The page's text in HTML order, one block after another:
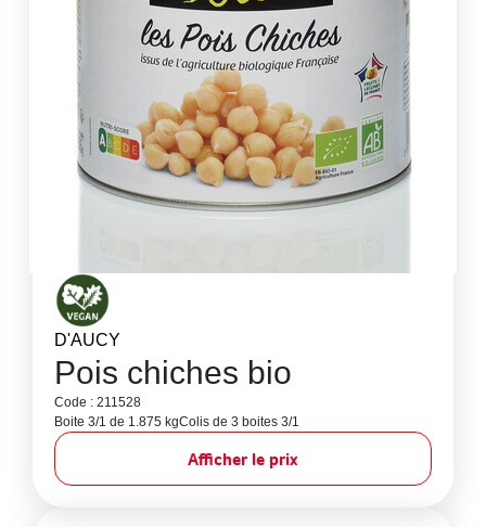
D'AUCY
Pois chiches bio
Code : 211528
Boite 3/1 de 1.875 kgColis de 3 boites 3/1
Afficher le prix